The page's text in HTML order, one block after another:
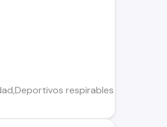
respirables con